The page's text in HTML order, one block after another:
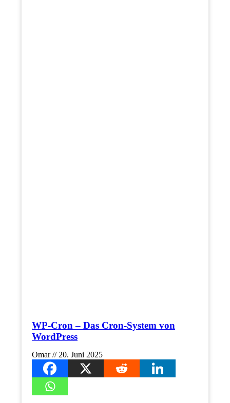
WP-Cron – Das Cron-System von
WordPress
Omar 20. Juni 2025